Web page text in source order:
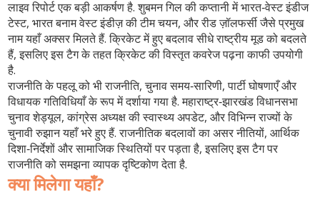
लाइव रिपोर्टएक बड़ी आकर्षण है. शुबमन गिल की कप्तानी में भारत‑वेस्ट इंडीज
टेस्ट, भारत बनाम वेस्ट इंडीज़ की टीम चयन, और रीड ज़ॉलफर्सी जैसे प्रमुख
नाम यहाँ अक्सर मिलते हैं. क्रिकेट में हुए बदलाव सीधे राष्ट्रीय मूड को बदलते
हैं, इसलिए इस टैग के तहत क्रिकेट की विस्तृत कवरेज पढ़ना काफी उपयोगी
है.
राजनीति के पहलू को भीराजनीति,चुनाव समय‑सारिणी, पार्टी घोषणाएँ और
विधायक गतिविधियाँके रूप में दर्शाया गया है. महाराष्ट्र‑झारखंड विधानसभा
चुनाव शेड्यूल, कांग्रेस अध्यक्ष की स्वास्थ्य अपडेट, और विभिन्न राज्यों के
चुनावी रुझान यहाँ भरे हुए हैं. राजनीतिक बदलावों का असर नीतियों, आर्थिक
दिशा‑निर्देशों और सामाजिक स्थितियों पर पड़ता है, इसलिए इस टैग पर
राजनीति को समझना व्यापक दृष्टिकोण देता है.
क्या मिलेगा यहाँ?